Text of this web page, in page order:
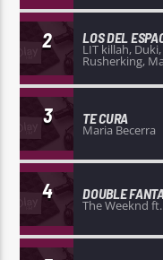
2 LOS DEL
LIT killah,
Rusherking,
3 TE CURA
Maria Becerra
4 DOUBLE
The Weeknd